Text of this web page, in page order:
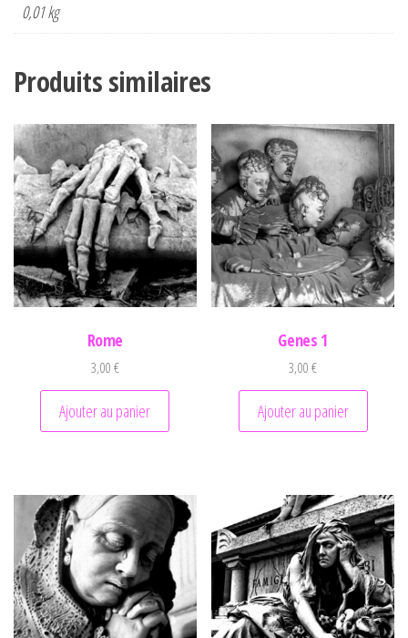
0,01 kg
Produits similaires
Rome
3,00€
Ajouter au panier
Genes 1
3,00€
Ajouter au panier